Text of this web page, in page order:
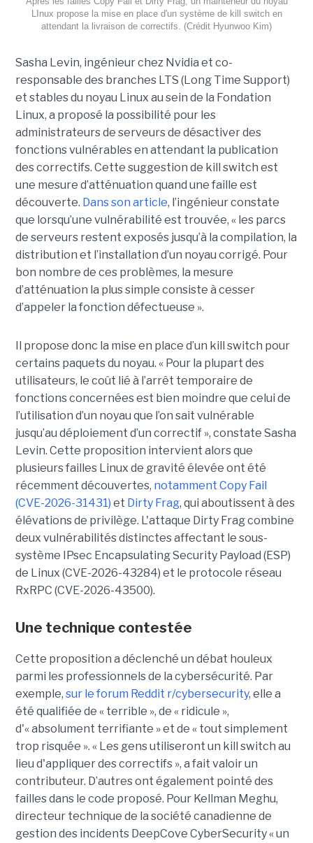
LInux propose la mise en place d'un système de kill switch en
attendant la livraison de correctifs. (Crédit Hyunwoo Kim)
Sasha Levin, ingénieur chez Nvidia et co-
responsable des branches LTS (Long Time Support)
et stables du noyau Linux au sein de la Fondation
Linux, a proposé la possibilité pour les
administrateurs de serveurs de désactiver des
fonctions vulnérables en attendant la publication
des correctifs. Cette suggestion de kill switch est
une mesure d’atténuation quand une faille est
découverte. Dans son article, l’ingénieur constate
que lorsqu’une vulnérabilité est trouvée, « les parcs
de serveurs restent exposés jusqu’à la compilation, la
distribution et l’installation d’un noyau corrigé. Pour
bon nombre de ces problèmes, la mesure
d’atténuation la plus simple consiste à cesser
d’appeler la fonction défectueuse ».
Il propose donc la mise en place d’un kill switch pour
certains paquets du noyau. « Pour la plupart des
utilisateurs, le coût lié à l’arrêt temporaire de
fonctions concernées est bien moindre que celui de
l’utilisation d’un noyau que l’on sait vulnérable
jusqu’au déploiement d’un correctif », constate Sasha
Levin. Cette proposition intervient alors que
plusieurs failles Linux de gravité élevée ont été
récemment découvertes, notamment Copy Fail
(CVE-2026-31431) et Dirty Frag, qui aboutissent à des
élévations de privilège. L'attaque Dirty Frag combine
deux vulnérabilités distinctes affectant le sous-
système IPsec Encapsulating Security Payload (ESP)
de Linux (CVE-2026-43284) et le protocole réseau
RxRPC (CVE-2026-43500).
Une technique contestée
Cette proposition a déclenché un débat houleux
parmi les professionnels de la cybersécurité. Par
exemple, sur le forum Reddit r/cybersecurity, elle a
été qualifiée de « terrible », de « ridicule »,
d'« absolument terrifiante » et de « tout simplement
trop risquée ». « Les gens utiliseront un kill switch au
lieu d'appliquer des correctifs », a fait valoir un
contributeur. D’autres ont également pointé des
failles dans le code proposé. Pour Kellman Meghu,
directeur technique de la société canadienne de
gestion des incidents DeepCove CyberSecurity « un